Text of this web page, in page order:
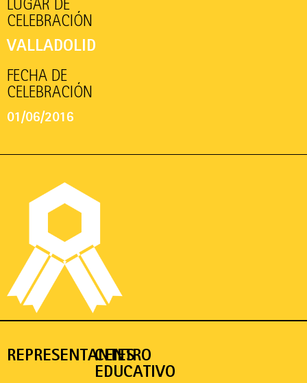
LUGAR DE
CELEBRACIÓN
VALLADOLID
FECHA DE
CELEBRACIÓN
01/06/2016
REPRESENTANTES
CENTRO
EDUCATIVO